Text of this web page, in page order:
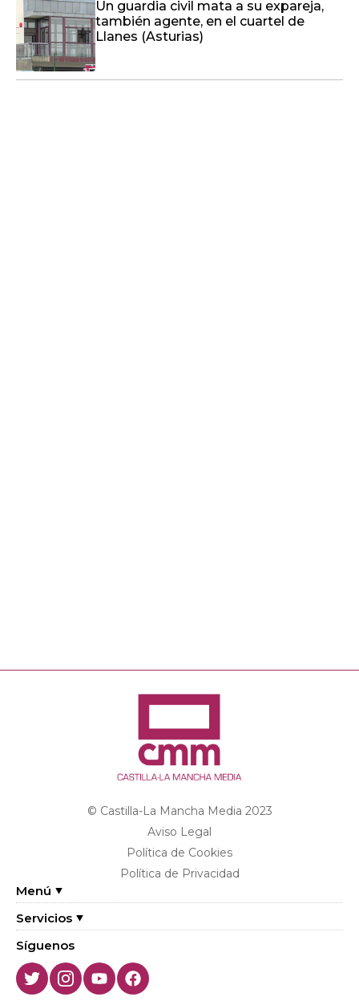
Un guardia civil mata a su expareja,
también agente, en el cuartel de
Llanes (Asturias)
Menú
Servicios
© Castilla-La Mancha Media 2023
Aviso Legal
Política de Cookies
Política de Privacidad
Síguenos
TwitterInstagram
YoutubeFacebook